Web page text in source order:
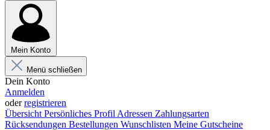
Mein Konto
Menü schließen
Dein Konto
Anmelden
oderregistrieren
Übersicht Persönliches Profil Adressen Zahlungsarten
Rücksendungen Bestellungen Wunschlisten Meine Gutscheine